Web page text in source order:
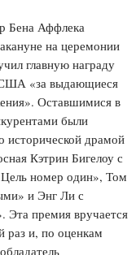
Бена Аффлека
на церемонии
главную награду
«за выдающиеся
Оставшимися в
были
исторической драмой
Кэтрин Бигелоу с
номер один», Том
и Энг Ли с
Эта премия вручается
раз и, по оценкам